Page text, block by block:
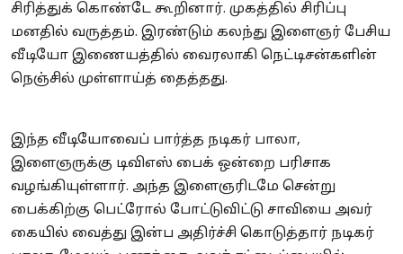
சிரித்துக் கொண்டே கூறினார். முகத்தில் சிரிப்பு
மனதில் வருத்தம். இரண்டும் கலந்து இளைஞர் பேசிய
வீடியோ இணையத்தில் வைரலாகி நெட்டிசன்களின்
நெஞ்சில் முள்ளாய்த் தைத்தது.
இந்த வீடியோவைப் பார்த்த நடிகர் பாலா,
இளைஞருக்கு டிவிஎஸ் பைக் ஒன்றை பரிசாக
வழங்கியுள்ளார். அந்த இளைஞரிடமே சென்று
பைக்கிற்கு பெட்ரோல் போட்டுவிட்டு சாவியை அவர்
கையில் வைத்து இன்ப அதிர்ச்சி கொடுத்தார் நடிகர்